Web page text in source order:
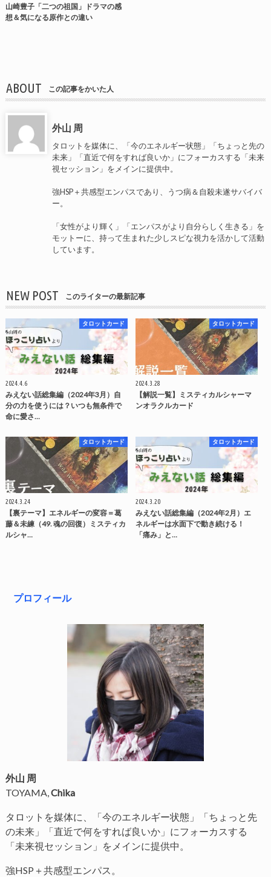
山崎豊子「二つの祖国」ドラマの感
想＆気になる原作との違い
ABOUT この記事をかいた人
外山 周
タロットを媒体に、「今のエネルギー状態」「ちょっと先の
未来」「直近で何をすれば良いか」にフォーカスする「未来
視セッション」をメインに提供中。
強HSP＋共感型エンパスであり、うつ病＆自殺未遂サバイバ
ー。
「女性がより輝く」「エンパスがより自分らしく生きる」を
モットーに、持って生まれた少しスピな視力を活かして活動
しています。
NEW POST このライターの最新記事
タロットカード
2024.4.6
みえない話総集編（2024年3月）自
分の力を使うには？いつも無条件で
命に愛さ…
タロットカード
2024.3.28
【解説一覧】ミスティカルシャーマ
ンオラクルカード
タロットカード
2024.3.24
【裏テーマ】エネルギーの変容＝葛
藤＆未練（49. 魂の回復）ミスティカ
ルシャ…
タロットカード
2024.3.20
みえない話総集編（2024年2月）エ
ネルギーは水面下で動き続ける！
「痛み」と…
プロフィール
外山 周
TOYAMA,Chika
タロットを媒体に、「今のエネルギー状態」「ちょっと先
の未来」「直近で何をすれば良いか」にフォーカスする
「未来視セッション」をメインに提供中。
強HSP＋共感型エンパス。